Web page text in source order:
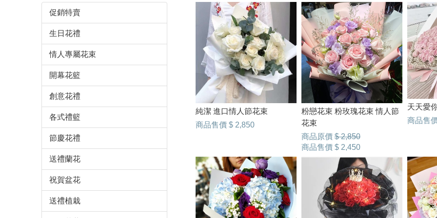
促銷特賣
生日花禮
情人專屬花束
開幕花籃
創意花禮
各式禮籃
節慶花禮
送禮蘭花
祝賀盆花
送禮植栽
純潔 進口情人節花束
商品售價 $ 2,850
粉戀花束 粉玫瑰花束 情人節
花束
商品原價 $ 2,850
商品售價 $ 2,450
天天愛
商品售